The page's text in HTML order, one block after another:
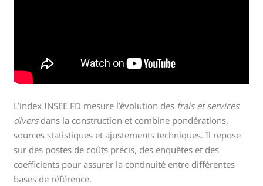
L’index INSEE FD mesure l’évolution des frais et services
diversdans la construction et combine pondérations,
sources statistiques et ajustements techniques. Il repose
sur des postes de coûts précis, des enquêtes et des
coefficients pour assurer la continuité entre différentes
bases de référence.